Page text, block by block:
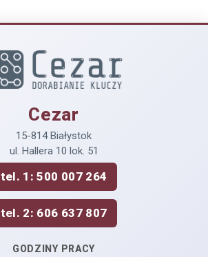
Cezar
15-814 Białystok
ul. Hallera 10 lok. 51
tel. 1: 500 007 264
tel. 2: 606 637 807
GODZINY PRACY